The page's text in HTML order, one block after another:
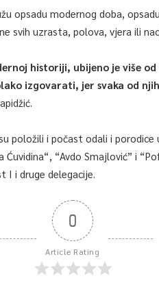
opsadu modernog doba,
svih uzrasta, polova, vjera ili
historiji, ubijeno je više
izgovarati, jer svaka od
položili i počast odali i porodice
“Avdo Smajlović” i
I i druge delegacije.
0
Article Rating